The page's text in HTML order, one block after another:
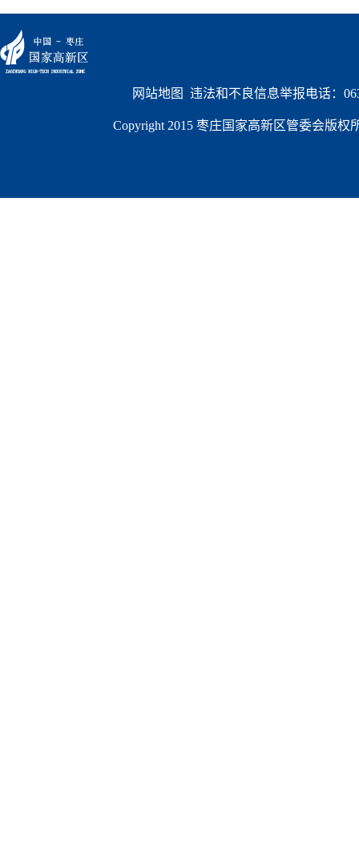
网站地图
违法和不良信息举报电话：
Copyright 2015 枣庄国家高新区管委会版权